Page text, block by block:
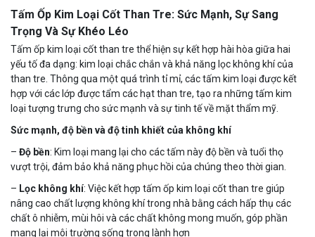
Tấm Ốp Kim Loại Cốt Than Tre: Sức Mạnh, Sự Sang
Trọng Và Sự Khéo Léo
Tấm ốp kim loại cốt than tre thể hiện sự kết hợp hài hòa giữa hai
yếu tố đa dạng: kim loại chắc chắn và khả năng lọc không khí của
than tre. Thông qua một quá trình tỉ mỉ, các tấm kim loại được kết
hợp với các lớp được tẩm các hạt than tre, tạo ra những tấm kim
loại tượng trưng cho sức mạnh và sự tinh tế về mặt thẩm mỹ.
Sức mạnh, độ bền và độ tinh khiết của không khí
– Độ bền: Kim loại mang lại cho các tấm này độ bền và tuổi thọ
vượt trội, đảm bảo khả năng phục hồi của chúng theo thời gian.
– Lọc không khí: Việc kết hợp tấm ốp kim loại cốt than tre giúp
nâng cao chất lượng không khí trong nhà bằng cách hấp thụ các
chất ô nhiễm, mùi hôi và các chất không mong muốn, góp phần
mang lại môi trường sống trong lành hơn